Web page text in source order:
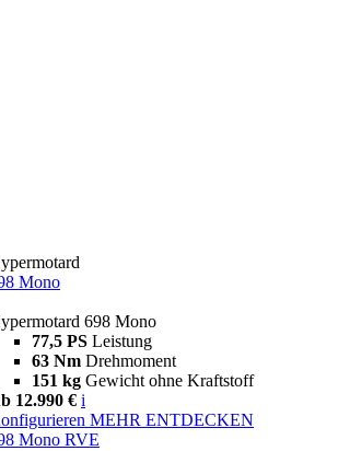
Mono
698 Mono
77,5 PS Leistung
63 Nm Drehmoment
151 kg Gewicht ohne Kraftstoff
12.990 € i
MEHR ENTDECKEN
Mono RVE